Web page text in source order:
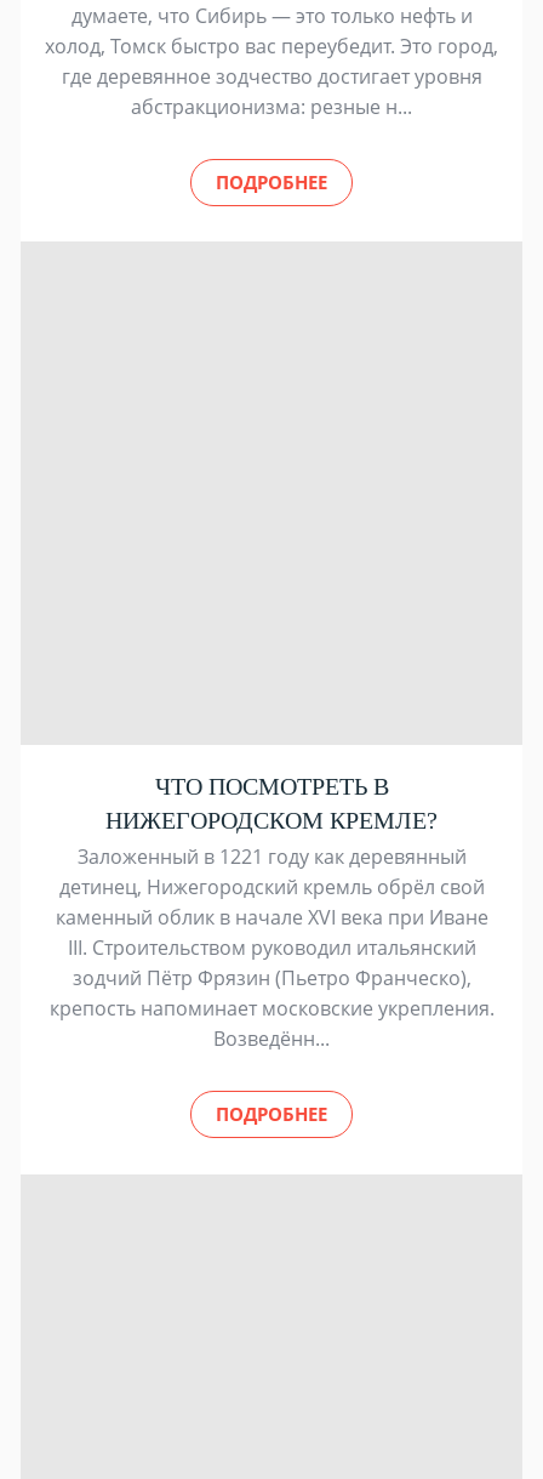
думаете, что Сибирь — это только нефть и
холод, Томск быстро вас переубедит. Это город,
где деревянное зодчество достигает уровня
абстракционизма: резные н...
ПОДРОБНЕЕ
ЧТО ПОСМОТРЕТЬ В
НИЖЕГОРОДСКОМ КРЕМЛЕ?
Заложенный в 1221 году как деревянный
детинец, Нижегородский кремль обрёл свой
каменный облик в начале XVI века при Иване
III. Строительством руководил итальянский
зодчий Пётр Фрязин (Пьетро Франческо),
крепость напоминает московские укрепления.
Возведённ...
ПОДРОБНЕЕ